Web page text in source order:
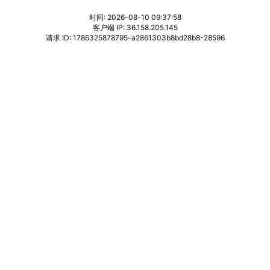
时间: 2026-08-10 09:37:58
客户端 IP: 36.158.205.145
请求 ID: 1786325878795-a2861303b8bd28b8-28596